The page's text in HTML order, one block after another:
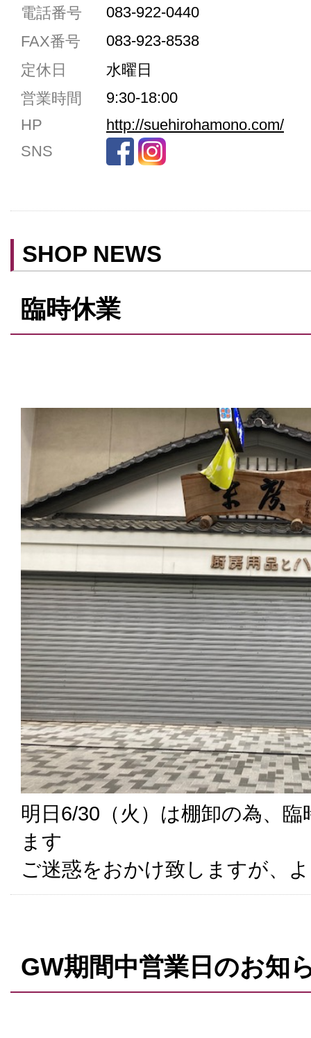
共用トイレ
女性用トイレ
ベビールーム
禁煙
予約可
電話番号
083-922-0440
FAX番号
083-923-8538
定休日
水曜日
営業時間
9:30-18:00
HP
http://suehirohamono.com/
SNS
SHOP NEWS
臨時休業
明日6/30（火）は棚卸の為、
ます
ご迷惑をおかけ致しますが、
GW期間中営業日のお知